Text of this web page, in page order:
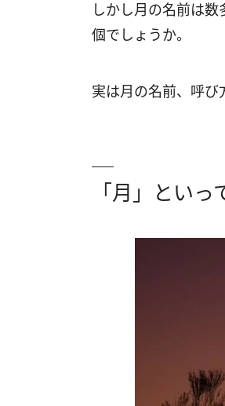
しかし月の名前は
個でしょうか。
実は月の名前、呼び
「月」とい